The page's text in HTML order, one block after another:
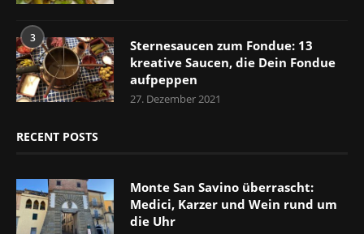
3
Sternesaucen zum Fondue: 13
kreative Saucen, die Dein Fondue
aufpeppen
27. Dezember 2021
RECENT POSTS
Monte San Savino überrascht:
Medici, Karzer und Wein rund um
die Uhr